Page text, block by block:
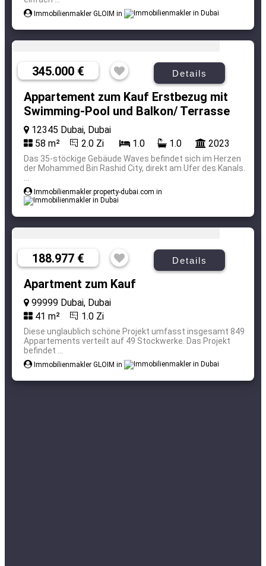
Immobilienmakler GLOIM in
345.000 € Details
Appartement zum Kauf Erstbezug mit
Swimming-Pool und Balkon/ Terrasse
12345 Dubai, Dubai
58 m²
2.0 Zi 1.0 1.0 2023
Das 35-stöckige Gebäude Waves befindet sich im Herzen
der Mohammed Bin Rashid City, direkt am Ufer des Kanals.
Immobilienmakler property-dubai.com in
188.977 € Details
Apartment zum Kauf
99999 Dubai, Dubai
41 m²
1.0 Zi
Diese unglaublich schöne Projekt umfasst insgesamt 849
Appartements verteilt auf 49 Stockwerke. Das Projekt
befindet ...
Immobilienmakler GLOIM in